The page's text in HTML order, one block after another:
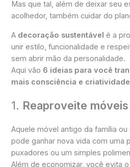
Mas que tal, além de deixar seu
acolhedor, também cuidar do
A decoração sustentável é a
unir estilo, funcionalidade e
sem abrir mão da personalidade.
Aqui vão 6 ideias para você
mais consciência e criatividade
1. Reaproveite
Aquele móvel antigo da família
pode ganhar nova vida com uma
puxadores ou um simples
Além de economizar, você evita